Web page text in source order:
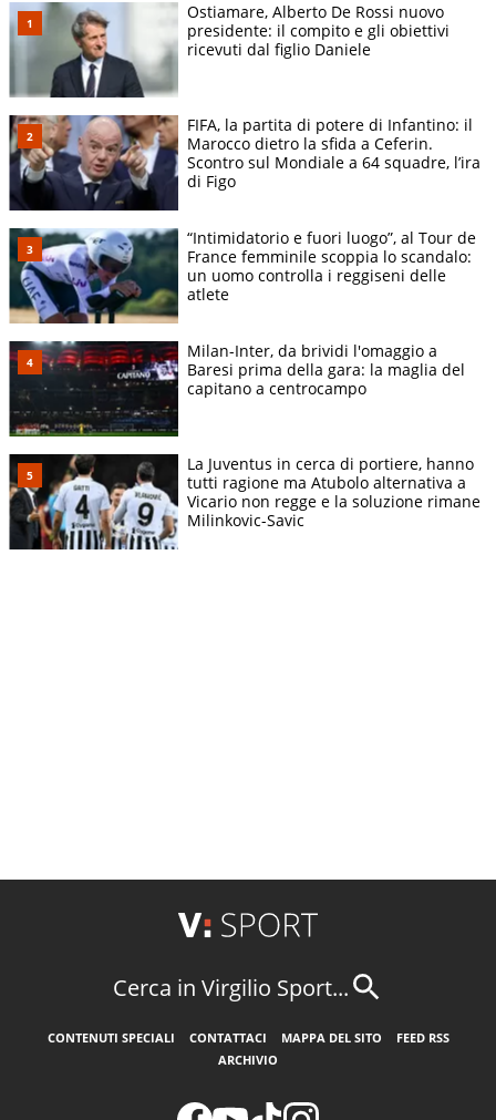
Ostiamare, Alberto De Rossi nuovo
presidente: il compito e gli obiettivi
ricevuti dal figlio Daniele
FIFA, la partita di potere di Infantino: il
Marocco dietro la sfida a Ceferin.
Scontro sul Mondiale a 64 squadre, l’ira
di Figo
“Intimidatorio e fuori luogo”, al Tour de
France femminile scoppia lo scandalo:
un uomo controlla i reggiseni delle
atlete
Milan-Inter, da brividi l'omaggio a
Baresi prima della gara: la maglia del
capitano a centrocampo
La Juventus in cerca di portiere, hanno
tutti ragione ma Atubolo alternativa a
Vicario non regge e la soluzione rimane
Milinkovic-Savic
Cerca in Virgilio Sport...
CONTENUTI SPECIALI CONTATTACI MAPPA DEL SITO
FEED RSS
ARCHIVIO